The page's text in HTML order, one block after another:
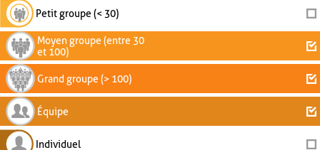
Petit groupe (< 30)
Moyen groupe (entre 30
et 100)
Grand groupe (> 100)
Équipe
Individuel